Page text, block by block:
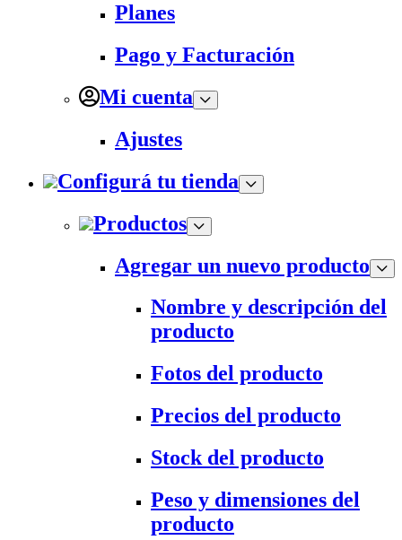
Planes
Pago y Facturación
Mi cuenta
Ajustes
Configurá tu tienda
Productos
Agregar un nuevo producto
Nombre y descripción del
producto
Fotos del producto
Precios del producto
Stock del producto
Peso y dimensiones del
producto